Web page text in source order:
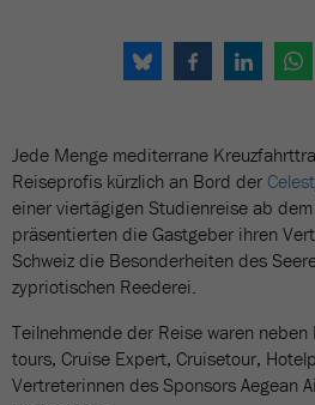
Jede Menge mediterrane
Reiseprofis kürzlich an Bord der
einer viertägigen Studienreise ab
präsentierten die Gastgeber ihren
Schweiz die Besonderheiten des
zypriotischen Reederei.
Teilnehmende der Reise waren
tours, Cruise Expert, Cruisetour,
Vertreterinnen des Sponsors Aegean